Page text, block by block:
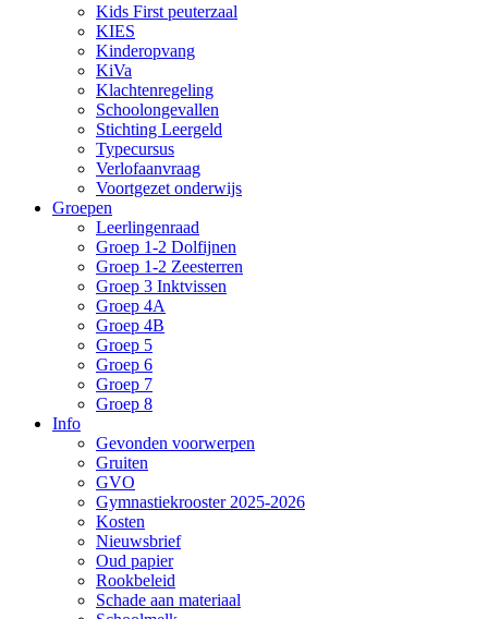
Kids First peuterzaal
KIES
Kinderopvang
KiVa
Klachtenregeling
Schoolongevallen
Stichting Leergeld
Typecursus
Verlofaanvraag
Voortgezet onderwijs
Groepen
Leerlingenraad
Groep 1-2 Dolfijnen
Groep 1-2 Zeesterren
Groep 3 Inktvissen
Groep 4A
Groep 4B
Groep 5
Groep 6
Groep 7
Groep 8
Info
Gevonden voorwerpen
Gruiten
GVO
Gymnastiekrooster 2025-2026
Kosten
Nieuwsbrief
Oud papier
Rookbeleid
Schade aan materiaal